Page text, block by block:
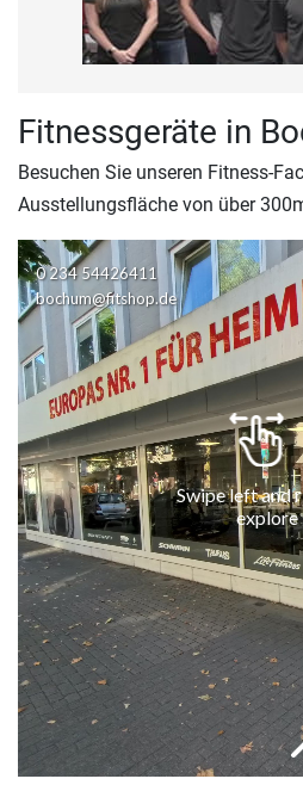
Fitnessgeräte in
Besuchen Sie unseren Fitness-
Ausstellungsfläche von über